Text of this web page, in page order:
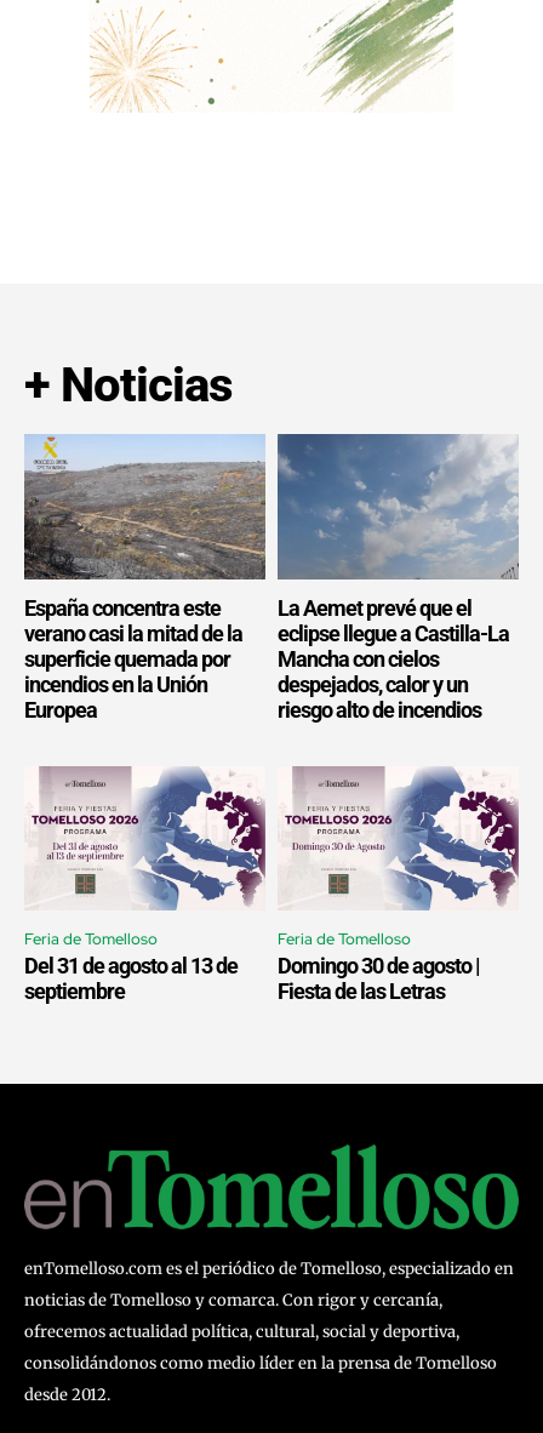
+ Noticias
España concentra este
verano casi la mitad de la
superficie quemada por
incendios en la Unión
Europea
La Aemet prevé que el
eclipse llegue a Castilla-La
Mancha con cielos
despejados, calor y un
riesgo alto de incendios
Feria de Tomelloso
Del 31 de agosto al 13 de
septiembre
Feria de Tomelloso
Domingo 30 de agosto |
Fiesta de las Letras
enTomelloso.com es el periódico de Tomelloso, especializado en
noticias de Tomelloso y comarca. Con rigor y cercanía,
ofrecemos actualidad política, cultural, social y deportiva,
consolidándonos como medio líder en la prensa de Tomelloso
desde 2012.